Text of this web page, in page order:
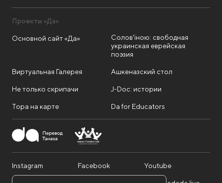
Проекты «Да»
Основной сайт «Да»
Солов'їною: свободная
украинская еврейская
поэзия
Виртуальная Галерея Ашкеназский стол
Не только скрипачи J-Doc: истории
Тора на карте Da for Educators
Instagram Facebook Youtube